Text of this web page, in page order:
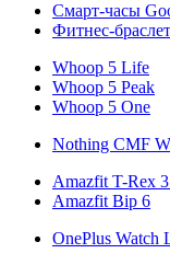
Смарт-часы
Фитнес-
Whoop 5 Life
Whoop 5 Peak
Whoop 5 One
Nothing CMF
Amazfit T-Rex
Amazfit Bip 6
OnePlus Watch